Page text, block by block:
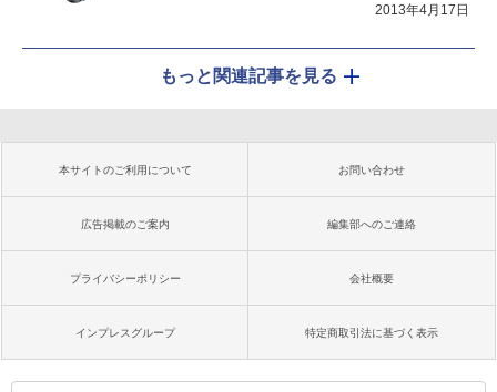
2013年4月17日
もっと関連記事を見る
本サイトのご利用について お問い合わせ
広告掲載のご案内 編集部へのご連絡
プライバシーポリシー 会社概要
インプレスグループ 特定商取引法に基づく表示